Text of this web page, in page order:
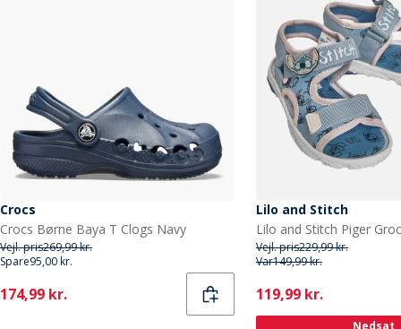
Crocs
Crocs Børne Baya T Clogs Navy
Vejl. pris269,99 kr.
Spare95,00 kr.
Current
174,99 kr.
Lilo and Stitch
Vejl. pris229,99 kr.
Var149,99 kr.
Current
119,99 kr.
Nedsat